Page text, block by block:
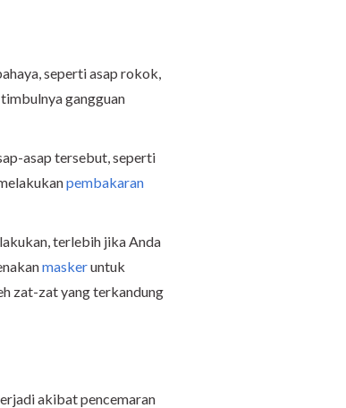
seperti asap rokok,
gangguan
asap tersebut, seperti
pembakaran
terlebih jika Anda
maskeruntuk
zat-zat yang terkandung
akibat pencemaran